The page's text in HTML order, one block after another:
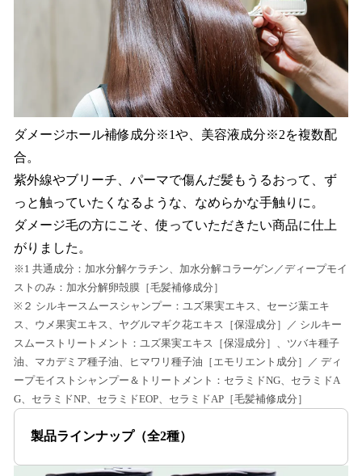
ダメージホール補修成分※1や、美容液成分※2を複数配
合。
紫外線やブリーチ、パーマで傷んだ髪もうるおって、ず
っと触っていたくなるような、なめらかな手触りに。
ダメージ毛の方にこそ、使っていただきたい商品に仕上
がりました。
※1 共通成分：加水分解ケラチン、加水分解コラーゲン／ディープモイ
ストのみ：加水分解卵殻膜［毛髪補修成分］
※２ シルキースムースシャンプー：ユズ果実エキス、セージ葉エキ
ス、ウメ果実エキス、ヤグルマギク花エキス［保湿成分］／ シルキー
スムーストリートメント：ユズ果実エキス［保湿成分］、ツバキ種子
油、マカデミア種子油、ヒマワリ種子油［エモリエント成分］／ ディ
ープモイストシャンプー＆トリートメント：セラミドNG、セラミドA
G、セラミドNP、セラミドEOP、セラミドAP［毛髪補修成分］
製品ラインナップ（全2種）